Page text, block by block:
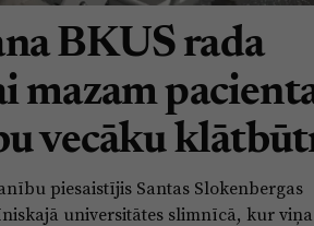
BKUS rada
mazam
vecāku
piesaistījis Santas Slokenbergas
universitātes slimnīcā, kur